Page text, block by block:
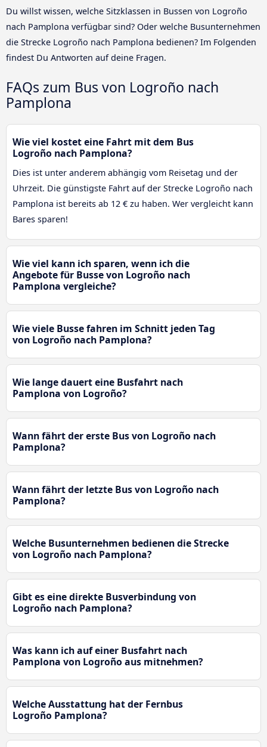
Du willst wissen, welche Sitzklassen in Bussen von Logroño
nach Pamplona verfügbar sind? Oder welche Busunternehmen
die Strecke Logroño nach Pamplona bedienen? Im Folgenden
findest Du Antworten auf deine Fragen.
FAQs zum Bus von Logroño nach
Pamplona
Wie viel kostet eine Fahrt mit dem Bus
Logroño nach Pamplona?
Dies ist unter anderem abhängig vom Reisetag und der
Uhrzeit. Die günstigste Fahrt auf der Strecke Logroño nach
Pamplona ist bereits ab 12 € zu haben. Wer vergleicht kann
Bares sparen!
Wie viel kann ich sparen, wenn ich die
Angebote für Busse von Logroño nach
Pamplona vergleiche?
Wie viele Busse fahren im Schnitt jeden Tag
von Logroño nach Pamplona?
Wie lange dauert eine Busfahrt nach
Pamplona von Logroño?
Wann fährt der erste Bus von Logroño nach
Pamplona?
Wann fährt der letzte Bus von Logroño nach
Pamplona?
Welche Busunternehmen bedienen die Strecke
von Logroño nach Pamplona?
Gibt es eine direkte Busverbindung von
Logroño nach Pamplona?
Was kann ich auf einer Busfahrt nach
Pamplona von Logroño aus mitnehmen?
Welche Ausstattung hat der Fernbus
Logroño Pamplona?